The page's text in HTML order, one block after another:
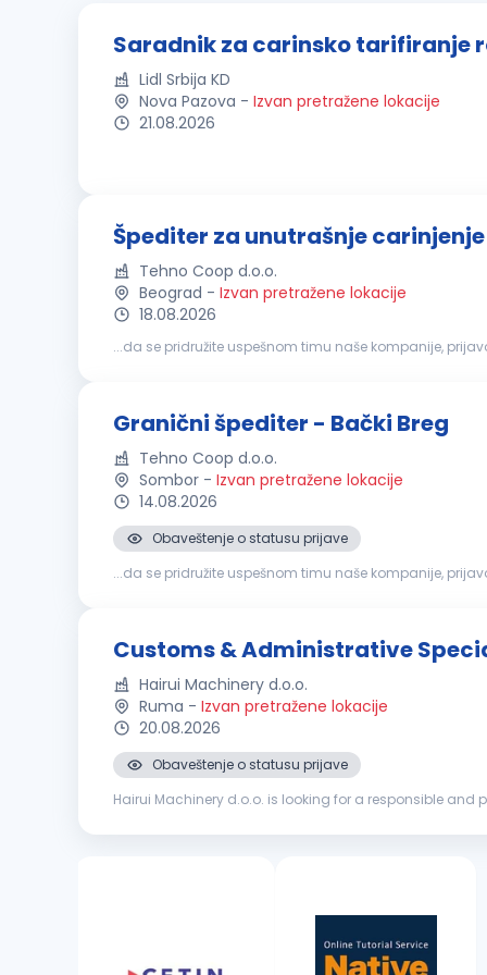
Saradnik za carinsko tarifiranje
Lidl Srbija KD
Nova Pazova - Izvan pretražene lokacije
21.08.2026
Špediter za unutrašnje
Tehno Coop d.o.o.
Beograd - Izvan pretražene lokacije
18.08.2026
...da se pridružite uspešnom timu naše kompanije,
Granični špediter - Bački Breg
Tehno Coop d.o.o.
Sombor - Izvan pretražene lokacije
14.08.2026
Obaveštenje o statusu prijave
...da se pridružite uspešnom timu naše kompanije,
Customs & Administrative
Hairui Machinery d.o.o.
Ruma - Izvan pretražene lokacije
20.08.2026
Obaveštenje o statusu prijave
Hairui Machinery d.o.o. is looking for a responsible